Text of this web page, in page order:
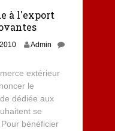
à l'export
Admin
extérieur
le
dédiée aux
se
bénéficier